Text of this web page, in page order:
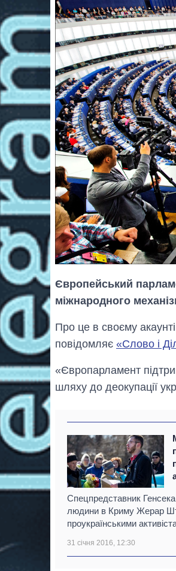
Європейський
міжнародного
Про це в своєму
повідомляє «Слово і
«Європарламент
шляху до деокупації
Спецпредставник
людини в Криму Жерар
проукраїнськими
31 січня 2016, 12:30